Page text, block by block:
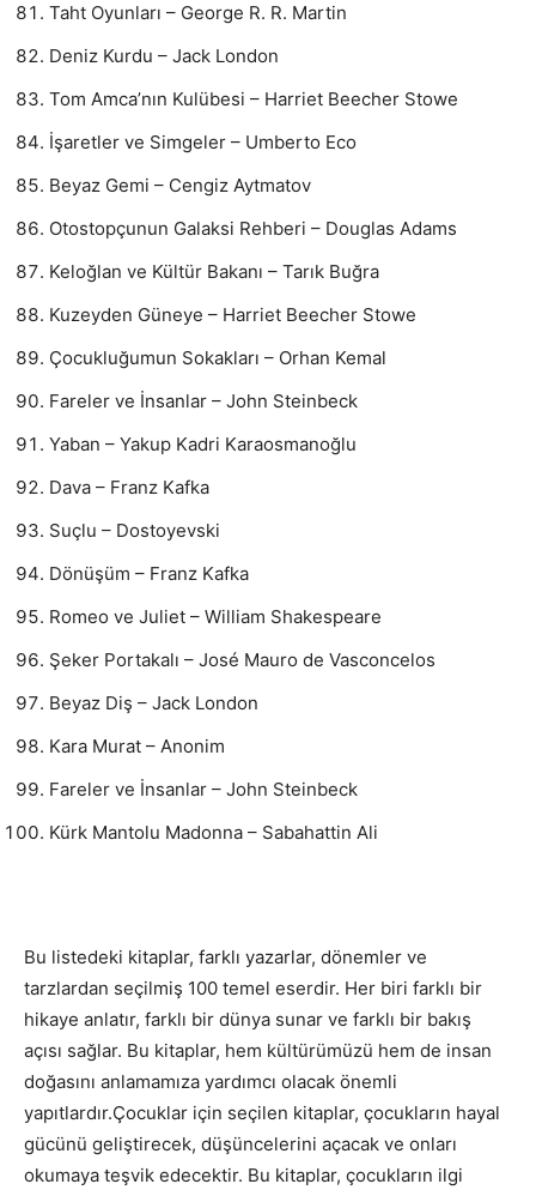
Taht Oyunları – George R. R. Martin
Deniz Kurdu – Jack London
Tom Amca’nın Kulübesi – Harriet Beecher Stowe
İşaretler ve Simgeler – Umberto Eco
Beyaz Gemi – Cengiz Aytmatov
Otostopçunun Galaksi Rehberi – Douglas Adams
Keloğlan ve Kültür Bakanı – Tarık Buğra
Kuzeyden Güneye – Harriet Beecher Stowe
Çocukluğumun Sokakları – Orhan Kemal
Fareler ve İnsanlar – John Steinbeck
Yaban – Yakup Kadri Karaosmanoğlu
Dava – Franz Kafka
Suçlu – Dostoyevski
Dönüşüm – Franz Kafka
Romeo ve Juliet – William Shakespeare
Şeker Portakalı – José Mauro de Vasconcelos
Beyaz Diş – Jack London
Kara Murat – Anonim
Fareler ve İnsanlar – John Steinbeck
Kürk Mantolu Madonna – Sabahattin Ali
Bu listedeki kitaplar, farklı yazarlar, dönemler ve
tarzlardan seçilmiş 100 temel eserdir. Her biri farklı bir
hikaye anlatır, farklı bir dünya sunar ve farklı bir bakış
açısı sağlar. Bu kitaplar, hem kültürümüzü hem de insan
doğasını anlamamıza yardımcı olacak önemli
yapıtlardır.Çocuklar için seçilen kitaplar, çocukların hayal
gücünü geliştirecek, düşüncelerini açacak ve onları
okumaya teşvik edecektir. Bu kitaplar, çocukların ilgi